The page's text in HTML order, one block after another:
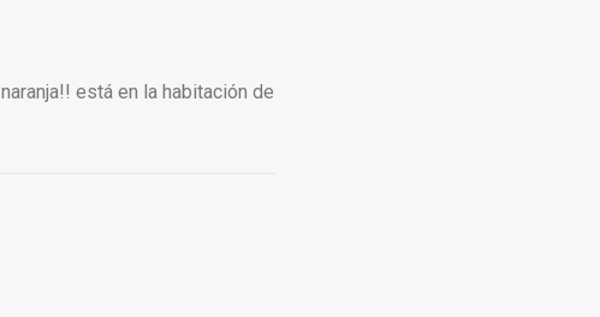
está en la habitación de